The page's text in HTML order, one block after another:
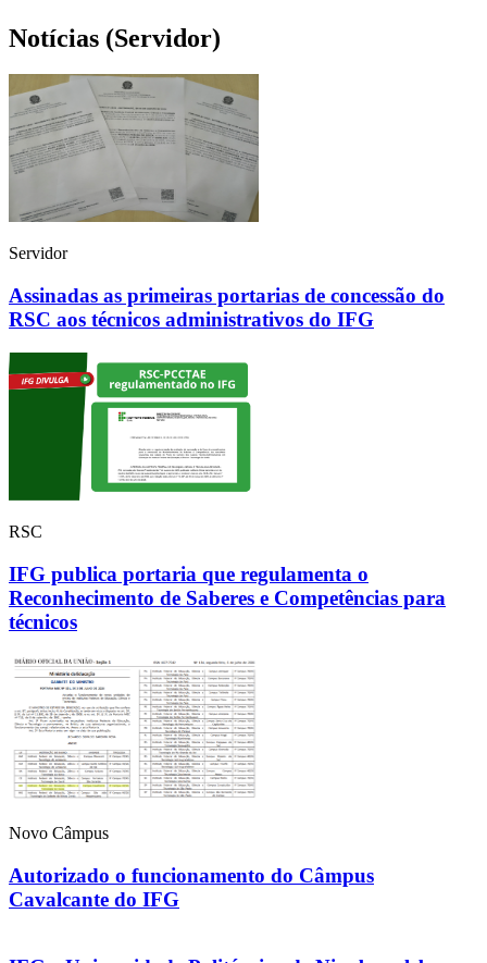
Notícias (Servidor)
Servidor
Assinadas as primeiras portarias de concessão do
RSC aos técnicos administrativos do IFG
RSC
IFG publica portaria que regulamenta o
Reconhecimento de Saberes e Competências para
técnicos
Novo Câmpus
Autorizado o funcionamento do Câmpus
Cavalcante do IFG